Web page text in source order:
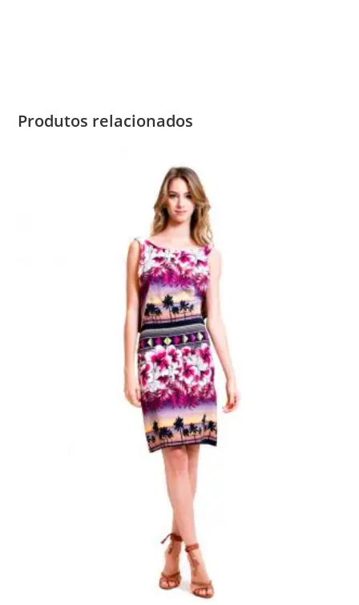
Produtos relacionados